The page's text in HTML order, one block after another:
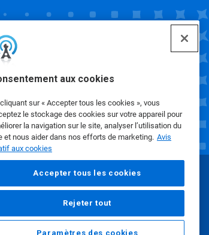
aux cookies
cliquant sur « Accepter tous les cookies », vous
le stockage des cookies sur votre appareil pour
la navigation sur le site, analyser l’utilisation du
et nous aider dans nos efforts de marketing. Avis
aux cookies
Accepter tous les cookies
Rejeter tout
Paramètres des cookies
matière de cookies